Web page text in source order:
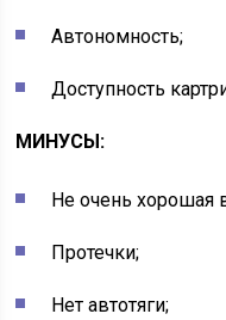
Автономность;
Доступность
МИНУСЫ:
Не очень хорошая
Протечки;
Нет автотяги;